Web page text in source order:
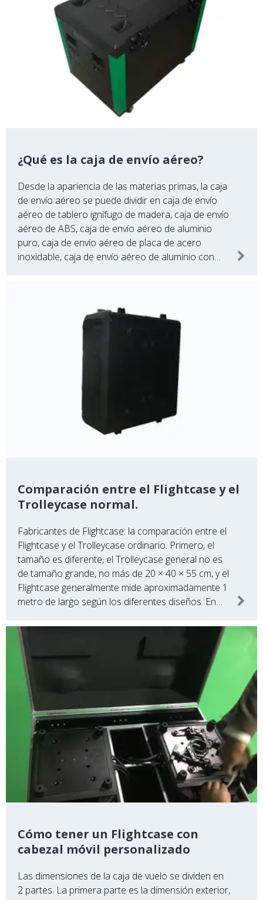
¿Qué es la caja de envío aéreo?
Desde la apariencia de las materias primas, la caja
de envío aéreo se puede dividir en caja de envío
aéreo de tablero ignífugo de madera, caja de envío
aéreo de ABS, caja de envío aéreo de aluminio
puro, caja de envío aéreo de placa de acero
inoxidable, caja de envío aéreo de aluminio con
Comparación entre el Flightcase y el
Trolleycase normal.
Fabricantes de Flightcase: la comparación entre el
Flightcase y el Trolleycase ordinario. Primero, el
tamaño es diferente, el Trolleycase general no es
de tamaño grande, no más de 20 × 40 × 55 cm, y el
Flightcase generalmente mide aproximadamente 1
metro de largo según los diferentes diseños. En
Cómo tener un Flightcase con
cabezal móvil personalizado
Las dimensiones de la caja de vuelo se dividen en
2 partes. La primera parte es la dimensión exterior,